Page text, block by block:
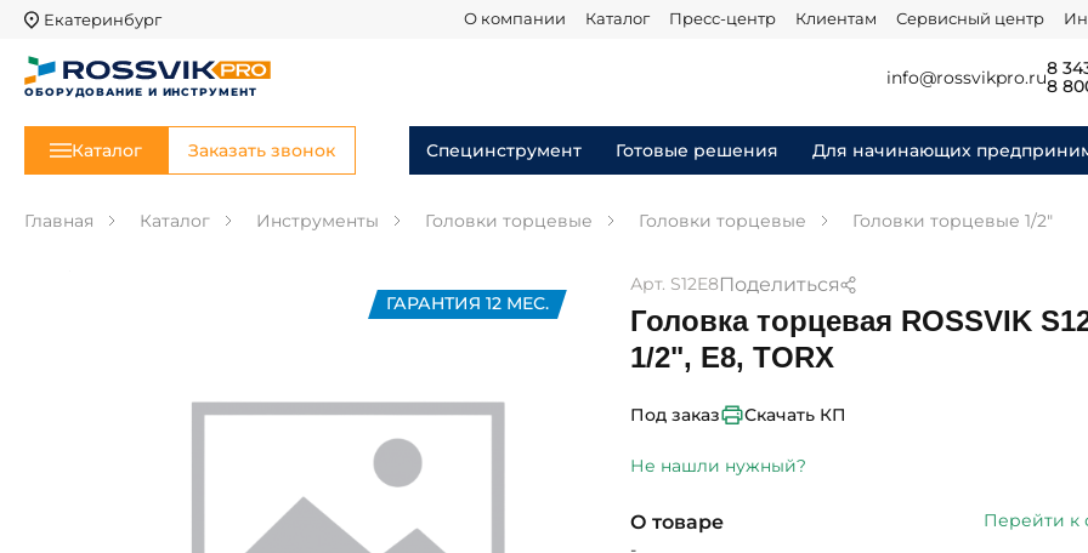
Екатеринбург О компании Каталог Пресс-центр Клиентам Сервисный центр
ОБОРУДОВАНИЕ И ИНСТРУМЕНТ
info@rossvikpro.ru8
8
Каталог Заказать звонок Специнструмент Готовые решения Для начинающих
Главная Каталог Инструменты Головки торцевые Головки торцевые Головки торцевые 1/2"
ГАРАНТИЯ 12 МЕС.
Арт. S12E8Поделиться
Головка торцевая ROSSVIK
1/2", E8, TORX
Под заказ Скачать КП
Не нашли нужный?
О товаре
Перейти к